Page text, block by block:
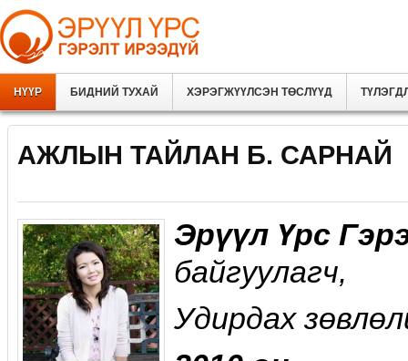
НҮҮР БИДНИЙ ТУХАЙ ХЭРЭГЖҮҮЛСЭН ТӨСЛҮҮД
АЖЛЫН ТАЙЛАН Б. САРНАЙ
Эрүүл Үрс
байгуулагч,
Удирдах